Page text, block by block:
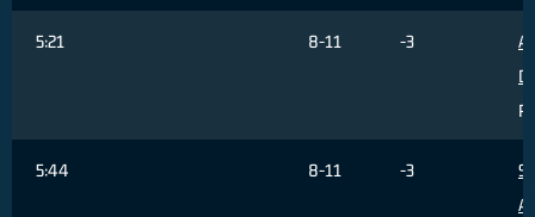
5:21 8-11 -3
5:44 8-11 -3